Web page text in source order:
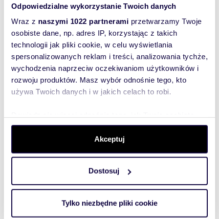
Odpowiedzialne wykorzystanie Twoich danych
Wraz z naszymi 1022 partnerami przetwarzamy Twoje
osobiste dane, np. adres IP, korzystając z takich
technologii jak pliki cookie, w celu wyświetlania
spersonalizowanych reklam i treści, analizowania tychże,
wychodzenia naprzeciw oczekiwaniom użytkowników i
rozwoju produktów. Masz wybór odnośnie tego, kto
używa Twoich danych i w jakich celach to robi.
dane są przetwarzane oraz ustaw własne preferencje w
. W Deklaracji plików cookie możesz
zmienić lub wycofać swoją zgodę w dowolnej chwili.
Wykorzystujemy pliki cookie do spersonalizowania treści
i reklam, aby oferować funkcje społecznościowe i
korzystasz z naszej witryny, udostępniamy partnerom
Akceptuj
Dostosuj
Tylko niezbędne pliki cookie
pralki automatycznej.
wodno-kanalizacyjne do zlewozmywaka i
zmywarki
Instalacja grzewcza:pompa ciepła, gaz,
ogrzewanie podłogowe.
Możliwość montażukominka.
Zamontowany zostanie komin systemowy
ceramiczny do podłączenia kominka.
Oferujemy pomoc w otrzymaniu dotacji na
Możliwość otwarcia dla klienta rachunku
To najlepszy
sposób, aby
właściciel
oferty
szybko się z
Tobą
skontaktował!